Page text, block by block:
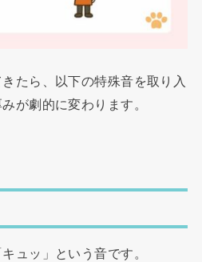
たら、以下の特殊音を取り入
が劇的に変わります。
ュッ」という音です。